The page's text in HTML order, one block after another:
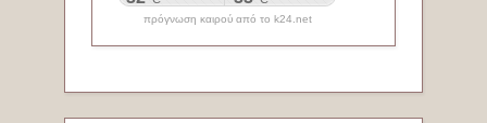
πρόγνωση καιρού από το k24.net